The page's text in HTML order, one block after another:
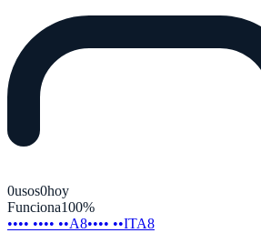
0usos0hoy
Funciona100%
•••• •••• ••A8•••• ••ITA8